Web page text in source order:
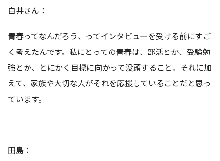
白井さん：
青春ってなんだろう、ってインタビューを受ける前にすご
く考えたんです。私にとっての青春は、部活とか、受験勉
強とか、とにかく目標に向かって没頭すること。それに加
えて、家族や大切な人がそれを応援していることだと思っ
ています。
田島：